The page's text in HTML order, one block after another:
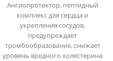
Ангиопротектор, пептидный
комплекс для сердца и
укрепления сосудов,
предупреждает
тромбообразование, снижает
уровень вредного холестерина